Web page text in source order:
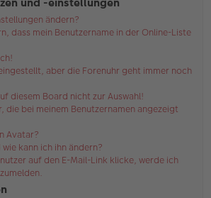
ändern?
dass mein Benutzername in der Online-Liste
aber die Forenuhr geht immer noch
diesem Board nicht zur Auswahl!
die bei meinem Benutzernamen angezeigt
Avatar?
kann ich ihn ändern?
auf den E-Mail-Link klicke, werde ich